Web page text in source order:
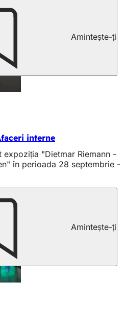
Amintește-ți
interne
expoziția "Dietmar Riemann -
în perioada 28 septembrie -
Amintește-ți